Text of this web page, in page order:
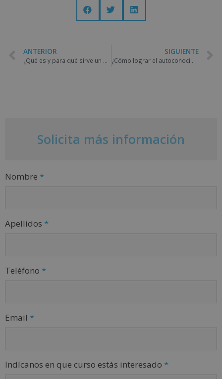
ANTERIOR
¿Qué es y para qué sirve un plan de mercadeo?
SIGUIENTE
¿Cómo lograr el autoconocimiento?
Solicita más información
Nombre *
Apellidos *
Teléfono *
Email *
Indícanos en que curso estás interesado *